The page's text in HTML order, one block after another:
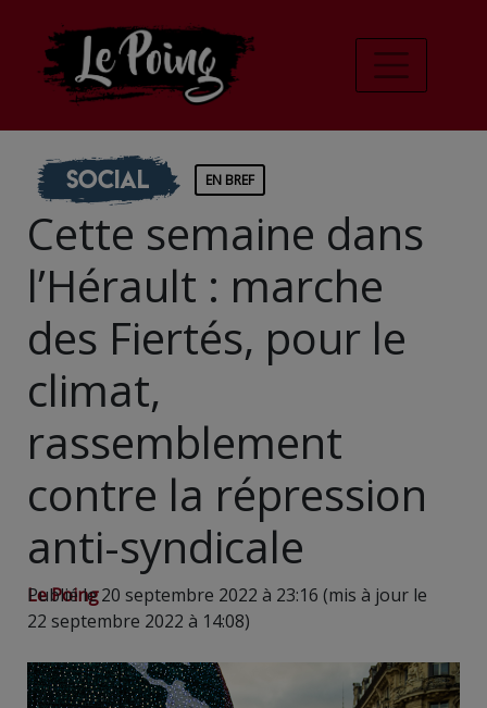
Social EN BREF
Cette semaine dans
l’Hérault : marche
des Fiertés, pour le
climat,
rassemblement
contre la répression
anti-syndicale
Le Poing
Publié le 20 septembre 2022 à 23:16 (mis à jour le
22 septembre 2022 à 14:08)